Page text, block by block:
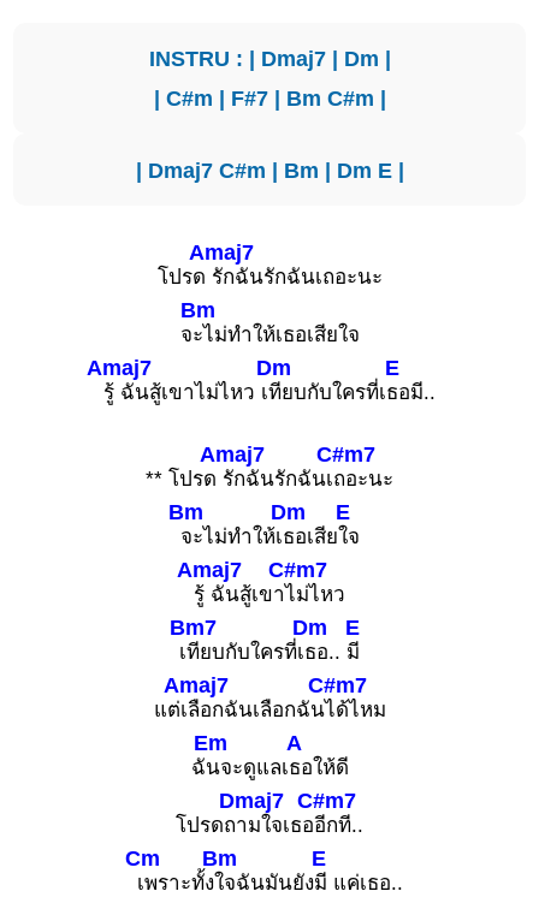
INSTRU : | Dmaj7| Dm |
| C#m | F#7| Bm C#m |
| Dmaj7 C#m | Bm | Dm E|
โปรด
Amaj7
รักฉันรักฉันเถอะนะ
จ
Bm
ะไม่ทำให้เธอเสียใจ
Amaj7
รู้ ฉันสู้เขาไม่ไหว เ
Dm
ทียบกับใครที่เ
E
ธอมี..
** โปรด
Amaj7
รักฉันรักฉันเ
C#m7
ถอะนะ
Bm
จะไม่ทำให้เ
Dm
ธอเสีย
E
ใจ
Amaj7
รู้ ฉันสู้เขา
C#m7
ไม่ไหว
เ
Bm7
ทียบกับใครที่เ
Dm
ธอ..
E
มี
แต่
Amaj7
เลือกฉันเลือกฉัน
C#m7
ได้ไหม
ฉั
Em
นจะดูแลเ
A
ธอให้ดี
โปรดถ
Dmaj7
ามใจเธอ
C#m7
อีกที..
Cm
เพราะทั้ง
Bm
ใจฉันมันยัง
E
มี แค่เธอ..